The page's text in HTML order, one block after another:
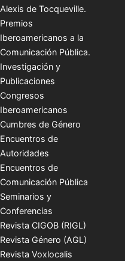
Alexis de Tocqueville.
Premios
Iberoamericanos a la
Comunicación Pública.
Investigación y
Publicaciones
Congresos
Iberoamericanos
Cumbres de Género
Encuentros de
Autoridades
Encuentros de
Comunicación Pública
Seminarios y
Conferencias
Revista CIGOB (RIGL)
Revista Género (AGL)
Revista Voxlocalis